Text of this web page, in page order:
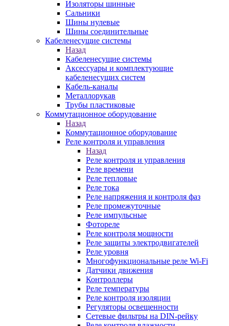
Изоляторы шинные
Сальники
Шины нулевые
Шины соединительные
Кабеленесущие системы
Назад
Кабеленесущие системы
Аксессуары и комплектующие
кабеленесущих систем
Кабель-каналы
Металлорукав
Трубы пластиковые
Коммутационное оборудование
Назад
Коммутационное оборудование
Реле контроля и управления
Назад
Реле контроля и управления
Реле времени
Реле тепловые
Реле тока
Реле напряжения и контроля фаз
Реле промежуточные
Реле импульсные
Фотореле
Реле контроля мощности
Реле защиты электродвигателей
Реле уровня
Многофункциональные реле Wi-Fi
Датчики движения
Контроллеры
Реле температуры
Реле контроля изоляции
Регуляторы освещенности
Сетевые фильтры на DIN-рейку